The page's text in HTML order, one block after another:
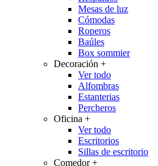
Mesas de luz
Cómodas
Roperos
Baúles
Box sommier
Decoración +
Ver todo
Alfombras
Estanterias
Percheros
Oficina +
Ver todo
Escritorios
Sillas de escritorio
Comedor+